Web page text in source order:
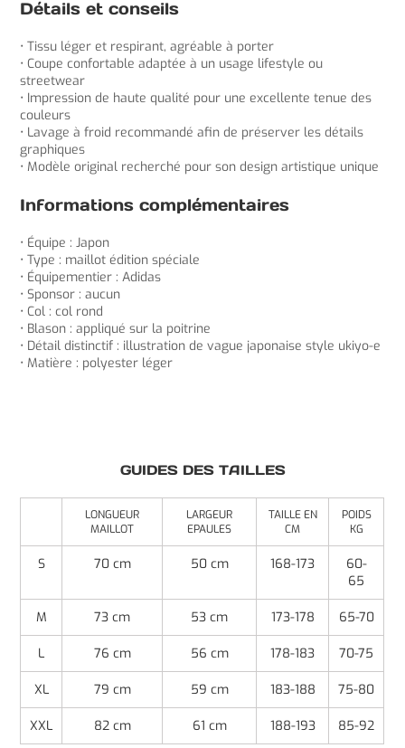
Détails et conseils
• Tissu léger et respirant, agréable à porter
• Coupe confortable adaptée à un usage lifestyle ou
streetwear
• Impression de haute qualité pour une excellente tenue des
couleurs
• Lavage à froid recommandé afin de préserver les détails
graphiques
• Modèle original recherché pour son design artistique unique
Informations complémentaires
• Équipe : Japon
• Type : maillot édition spéciale
• Équipementier : Adidas
• Sponsor : aucun
• Col : col rond
• Blason : appliqué sur la poitrine
• Détail distinctif : illustration de vague japonaise style ukiyo-e
• Matière : polyester léger
GUIDES DES TAILLES
LONGUEUR
MAILLOT
LARGEUR
EPAULES
TAILLE EN
CM
POIDS
KG
S 70 cm 50 cm 168-173
60-
65
M 73 cm 53 cm 173-178 65-70
L 76 cm 56 cm 178-183 70-75
XL 79 cm 59 cm 183-188 75-80
XXL 82 cm 61 cm 188-193 85-92